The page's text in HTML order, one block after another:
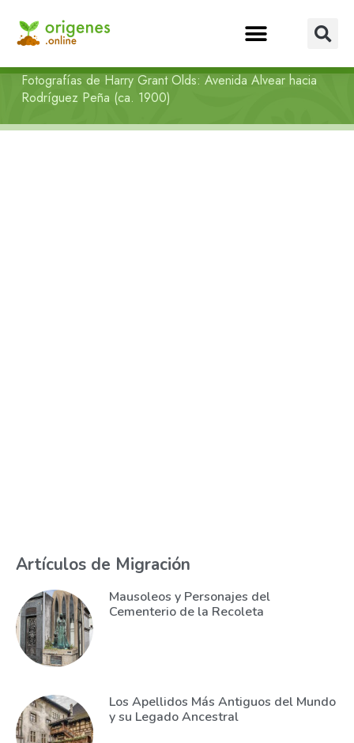
Fotografías de Harry Grant Olds: Avenida Alvear hacia
Rodríguez Peña (ca. 1900)
Artículos de Migración
Mausoleos y Personajes del
Cementerio de la Recoleta
Los Apellidos Más Antiguos del Mundo
y su Legado Ancestral